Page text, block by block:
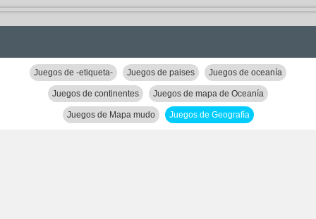
Juegos de -etiqueta- Juegos de paises Juegos de oceanía
Juegos de continentes Juegos de mapa de Oceanía
Juegos de Mapa mudo Juegos de Geografía